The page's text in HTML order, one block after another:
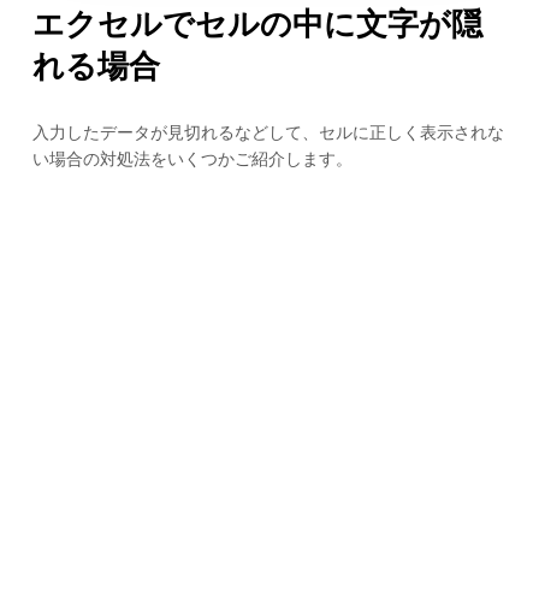
エクセルでセルの中に文字が隠
れる場合
入力したデータが見切れるなどして、セルに正しく表示されな
い場合の対処法をいくつかご紹介します。